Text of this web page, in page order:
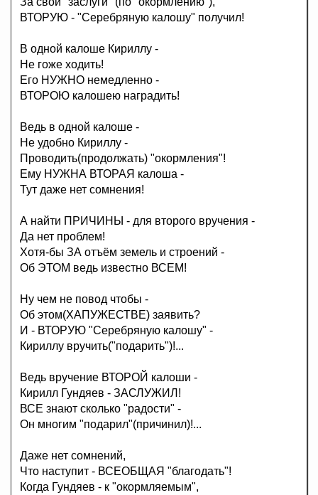
ВТОРУЮ - "Серебряную калошу" получил!
В одной калоше Кириллу -
Не гоже ходить!
Его НУЖНО немедленно -
ВТОРОЮ калошею наградить!
Ведь в одной калоше -
Не удобно Кириллу -
Проводить(продолжать) "окормления"!
Ему НУЖНА ВТОРАЯ калоша -
Тут даже нет сомнения!
А найти ПРИЧИНЫ - для второго вручения -
Да нет проблем!
Хотя-бы ЗА отъём земель и строений -
Об ЭТОМ ведь известно ВСЕМ!
Ну чем не повод чтобы -
Об этом(ХАПУЖЕСТВЕ) заявить?
И - ВТОРУЮ "Серебряную калошу" -
Кириллу вручить("подарить")!...
Ведь вручение ВТОРОЙ калоши -
Кирилл Гундяев - ЗАСЛУЖИЛ!
ВСЕ знают сколько "радости" -
Он многим "подарил"(причинил)!...
Даже нет сомнений,
Что наступит - ВСЕОБЩАЯ "благодать"!
Когда Гундяев - к "окормляемым",